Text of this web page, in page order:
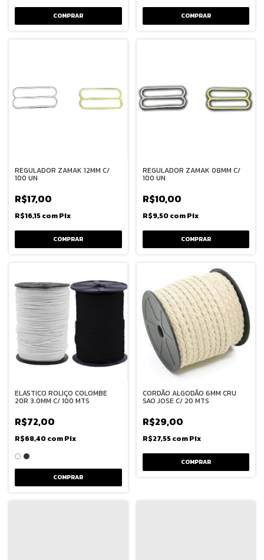
COMPRAR COMPRAR
REGULADOR ZAMAK 12MM C/
100 UN
R$17,00
R$16,15comPix
COMPRAR
REGULADOR ZAMAK 08MM C/
100 UN
R$10,00
R$9,50comPix
COMPRAR
ELASTICO ROLIÇO COLOMBE
20R 3.0MM C/ 100 MTS
R$72,00
R$68,40comPix
COMPRAR
CORDÃO ALGODÃO 6MM CRU
SAO JOSE C/ 20 MTS
R$29,00
R$27,55comPix